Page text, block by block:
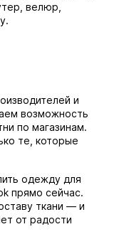
велюр,
и
возможность
по магазинам.
те, которые
одежду для
прямо сейчас.
ткани — и
от радости